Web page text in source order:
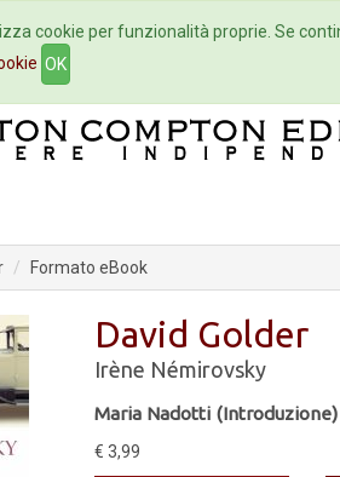
Autori Eventi
Formato eBook
David Golder
Irène Némirovsky
Maria Nadotti (Introduzione)
€ 3,99
cookie per funzionalità proprie. Se
OK